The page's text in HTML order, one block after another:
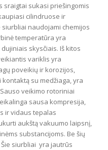
sraigtai sukasi priešingomis
cilindruose ir
siurbliai naudojami chemijos
temperatūra yra
skysčiais. Iš kitos
variklis yra
poveikių ir korozijos,
su medžiaga, yra
veikimo rotoriniai
sausa kompresija,
ir vidaus tepalas
aukštą vakuumo laipsnį,
substancijoms. Be šių
siurbliai yra jautrūs